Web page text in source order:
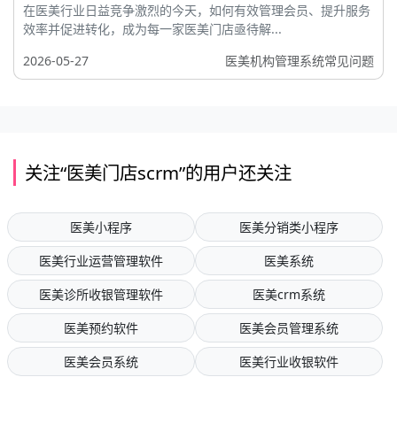
在医美行业日益竞争激烈的今天，如何有效管理会员、提升服务
效率并促进转化，成为每一家医美门店亟待解...
2026-05-27
医美机构管理系统常见问题
关注“医美门店scrm”的用户还关注
医美小程序
医美分销类小程序
医美行业运营管理软件
医美系统
医美诊所收银管理软件
医美crm系统
医美预约软件
医美会员管理系统
医美会员系统
医美行业收银软件